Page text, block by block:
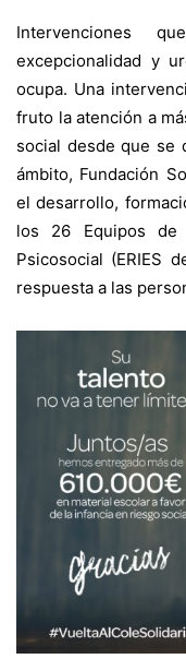
Intervenciones
excepcionalidad y
ocupa. Una
fruto la atención a
social desde que se
ámbito, Fundación
el desarrollo,
los 26 Equipos de
Psicosocial (ERIES
respuesta a las